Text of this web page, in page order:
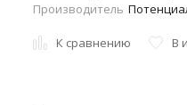
Производитель
К сравнению В